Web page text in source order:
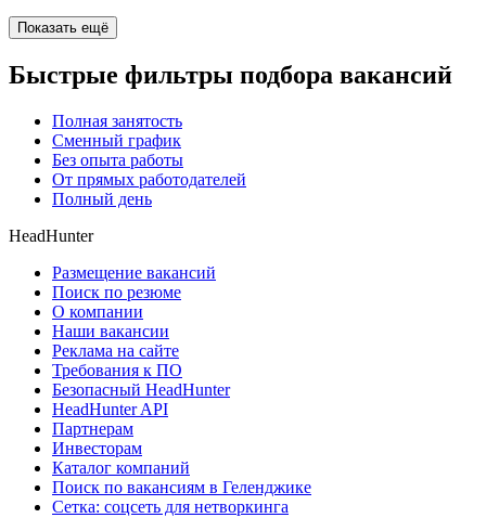
Показать ещё
Быстрые фильтры подбора вакансий
Полная занятость
Сменный график
Без опыта работы
От прямых работодателей
Полный день
HeadHunter
Размещение вакансий
Поиск по резюме
О компании
Наши вакансии
Реклама на сайте
Требования к ПО
Безопасный HeadHunter
HeadHunter API
Партнерам
Инвесторам
Каталог компаний
Поиск по вакансиям в Геленджике
Сетка: соцсеть для нетворкинга